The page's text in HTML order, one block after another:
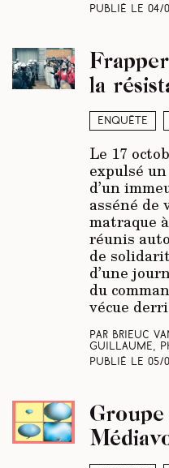
Publié le 04/
Enquête
la
Le 17
expulsé
d’un
asséné de
matraque
réunis
de
d’une
du
vécue
Par Brieuc
Guillaume,
Publié le 05/
Groupe